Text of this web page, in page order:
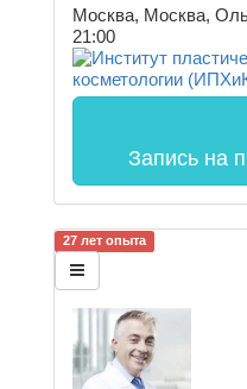
Москва, Москва,
21:00
Запись на
27 лет опыта